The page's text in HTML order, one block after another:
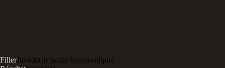
FillerJuvéderm (acide hyaluronique)